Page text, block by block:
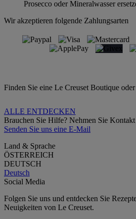
Prosecco oder Mineralwasser
Wir akzeptieren folgende Zahlungsarten
Finden Sie eine Le Creuset Boutique
ALLE ENTDECKEN
Brauchen Sie Hilfe? Nehmen Sie
Senden Sie uns eine E-Mail
Land & Sprache
ÖSTERREICH
DEUTSCH
Deutsch
Social Media
Folgen Sie uns und entdecken Sie
Neuigkeiten von Le Creuset.